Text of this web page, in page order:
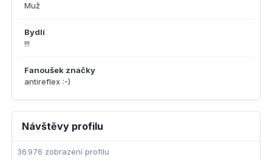
Muž
Bydlí
!!!
Fanoušek značky
antireflex :-)
Návštěvy profilu
36 976 zobrazení profilu